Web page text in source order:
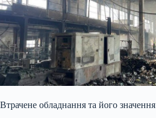
Втрачене обладнання та його значення